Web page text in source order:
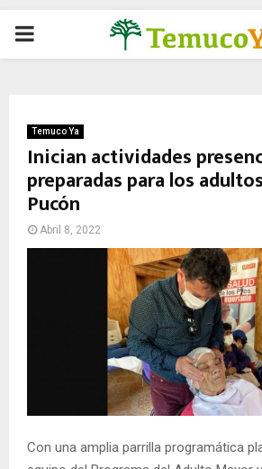
P
M
A
E
Temuco Ya
Inician actividades
preparadas para los
Pucón
Abril 8, 2022
Con una amplia parrilla programática